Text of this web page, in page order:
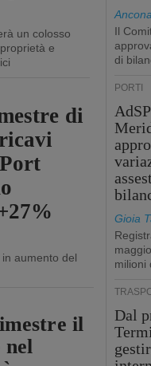
un colosso
e
di
aumento del
il
nel
Ancona
Il
di
PORTI
Gioia
milioni
Dal